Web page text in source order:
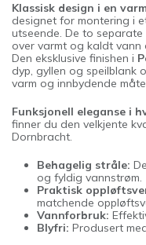
Klassisk design i en
designet for montering i
utseende. De to
over varmt og kaldt vann
Den eksklusive finishen i
dyp, gyllen og speilblank
varm og innbydende
Funksjonell eleganse i
finner du den velkjente
Dornbracht.
Behagelig stråle:
og fyldig vannstrøm.
Praktisk
matchende
Vannforbruk:
Blyfri: Produsert